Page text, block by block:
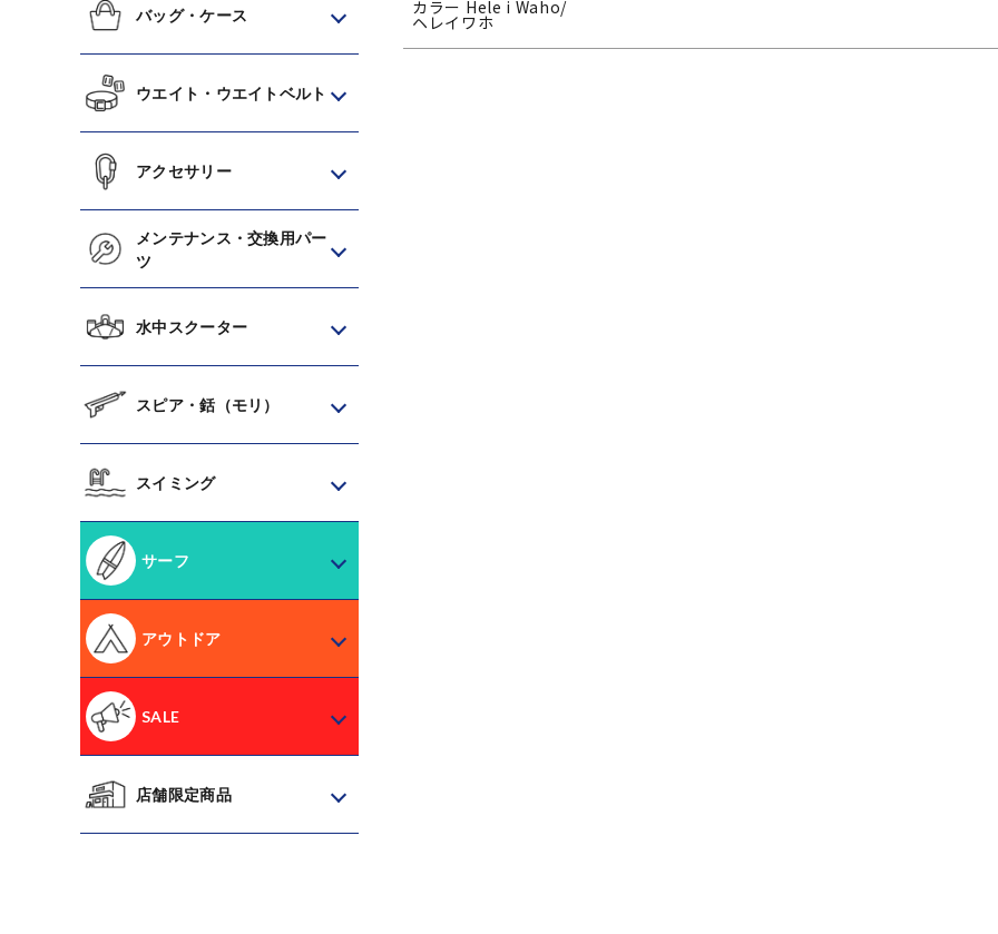
バッグ・ケース
ウエイト・ウエイトベルト
アクセサリー
メンテナンス・交換用パー
ツ
水中スクーター
スピア・銛（モリ）
スイミング
サーフ
アウトドア
SALE
店舗限定商品
カラー Hele i Waho/
ヘレイワホ